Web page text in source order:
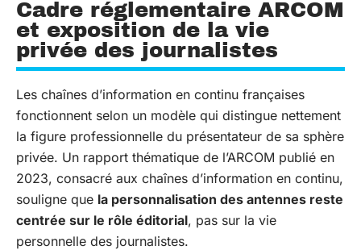
Cadre réglementaire ARCOM
et exposition de la vie
privée des journalistes
Les chaînes d’information en continu françaises
fonctionnent selon un modèle qui distingue nettement
la figure professionnelle du présentateur de sa sphère
privée. Un rapport thématique de l’ARCOM publié en
2023, consacré aux chaînes d’information en continu,
souligne que la personnalisation des antennes reste
centrée sur le rôle éditorial, pas sur la vie
personnelle des journalistes.